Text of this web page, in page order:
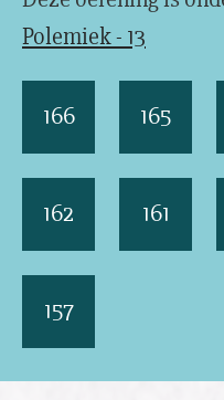
Polemiek - 13
166 165
162 161
157